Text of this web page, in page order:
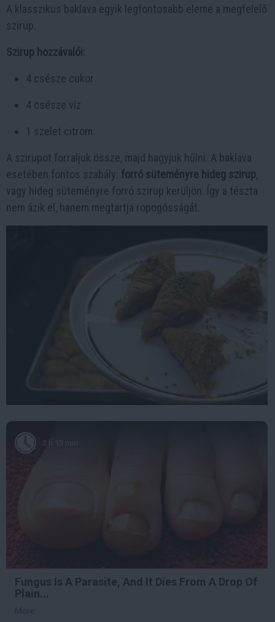
A klasszikus baklava egyik legfontosabb eleme a megfelelő
szirup.
Szirup hozzávalói:
4 csésze cukor
4 csésze víz
1 szelet citrom
A szirupot forraljuk össze, majd hagyjuk hűlni. A baklava
esetében fontos szabály: forró süteményre hideg szirup,
vagy hideg süteményre forró szirup kerüljön. Így a tészta
nem ázik el, hanem megtartja ropogósságát.
2 h 13 min
Fungus Is A Parasite, And It Dies From A Drop Of
Plain...
More